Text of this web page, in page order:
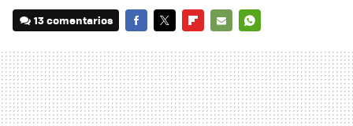
13 comentarios
MAIL